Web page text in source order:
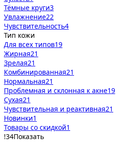
Тёмные круги3
Увлажнение22
Чувствительность4
Тип кожи
Для всех типов19
Жирная21
Зрелая21
Комбинированная21
Нормальная21
Проблемная и склонная к акне19
Сухая21
Чувствительная и реактивная21
Новинки1
Товары со скидкой1
!34Показать